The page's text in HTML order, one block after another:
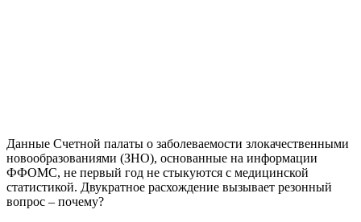
Данные Счетной палаты о заболеваемости злокачественными
новообразованиями (ЗНО), основанные на информации
ФФОМС, не первый год не стыкуются с медицинской
статистикой. Двукратное расхождение вызывает резонный
вопрос – почему?